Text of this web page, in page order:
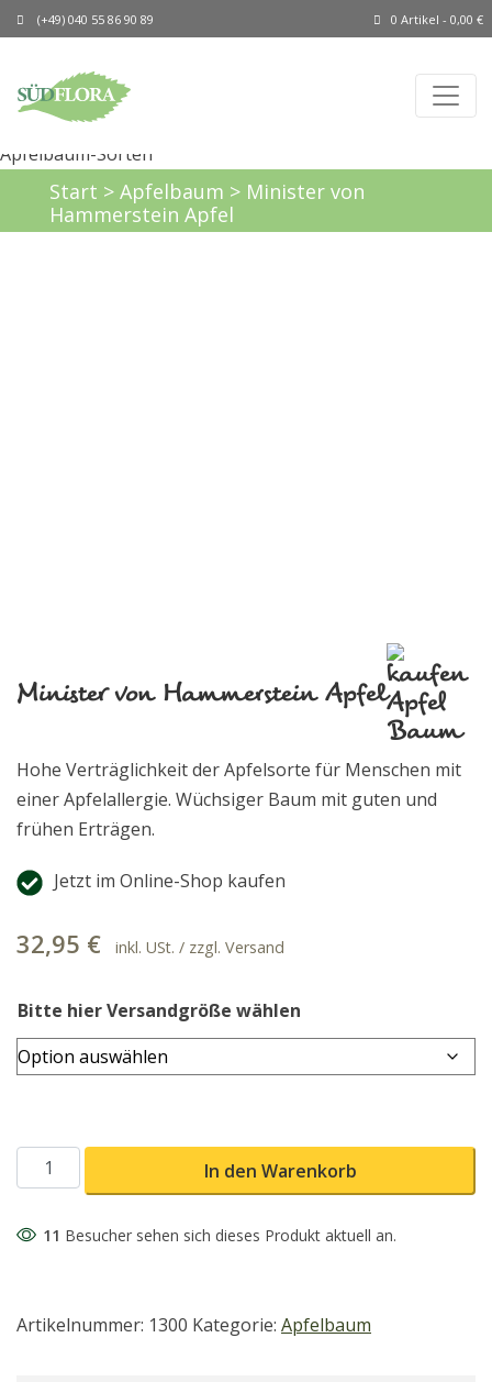
(+49) 040 55 86 90 89 0 Artikel - 0,00 €
Start > Apfelbaum > Minister von
Hammerstein Apfel
Minister von Hammerstein Apfel
Hohe Verträglichkeit der Apfelsorte für Menschen mit
einer Apfelallergie. Wüchsiger Baum mit guten und
frühen Erträgen.
Jetzt im Online-Shop kaufen
32,95 € inkl. USt. / zzgl. Versand
Bitte hier Versandgröße wählen
Minister von Hammerstein Apfel Menge
In den Warenkorb
11 Besucher sehen sich dieses Produkt aktuell an.
Artikelnummer: 1300 Kategorie: Apfelbaum